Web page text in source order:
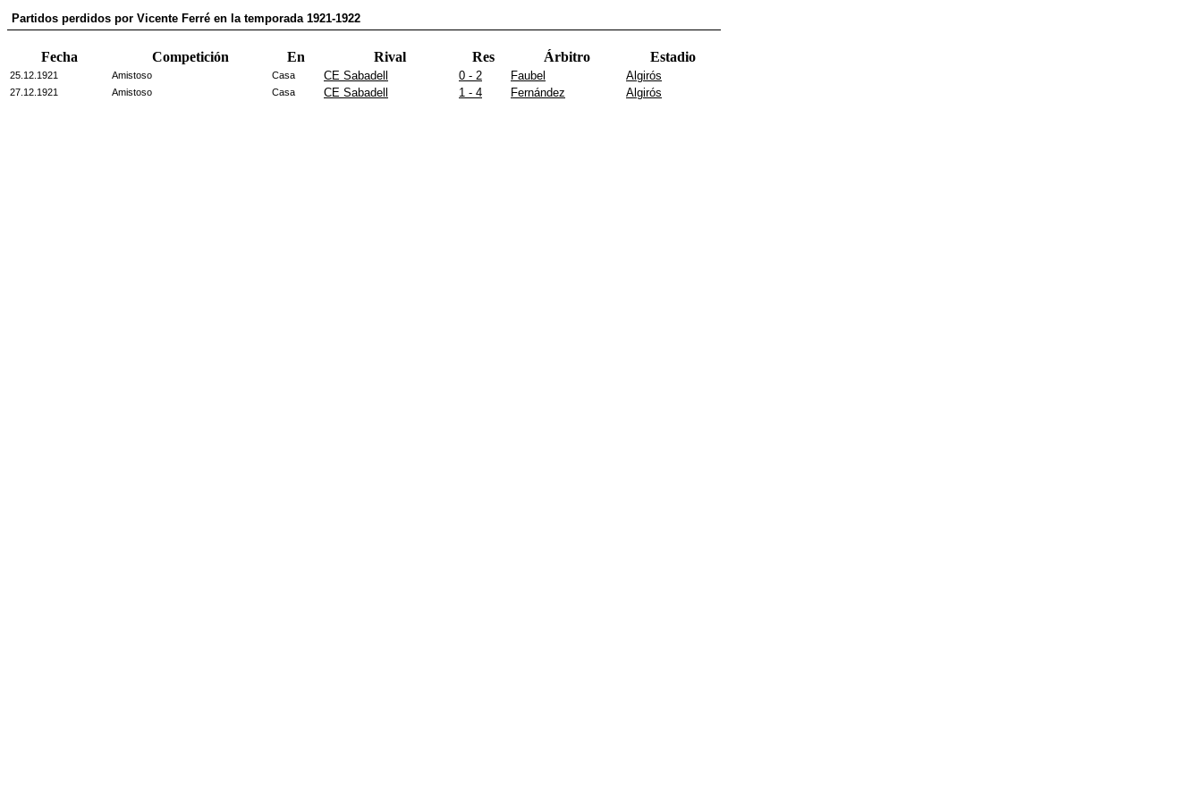
Partidos perdidos por Vicente Ferré en la temporada 1921-1922
Fecha Competición En Rival Res Árbitro Estadio
25.12.1921 Amistoso Casa CE Sabadell 0 - 2 Faubel Algirós
27.12.1921 Amistoso Casa CE Sabadell 1 - 4 Fernández Algirós